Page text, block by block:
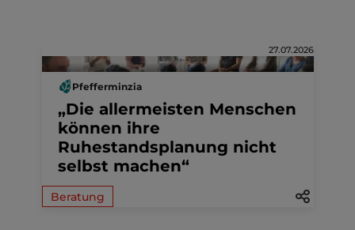
27.07.2026
Pfefferminzia
„Die allermeisten Menschen
können ihre
Ruhestandsplanung nicht
selbst machen“
Beratung